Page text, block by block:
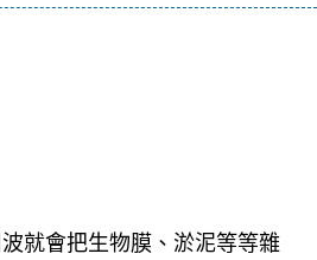
就會把生物膜、淤泥等等雜